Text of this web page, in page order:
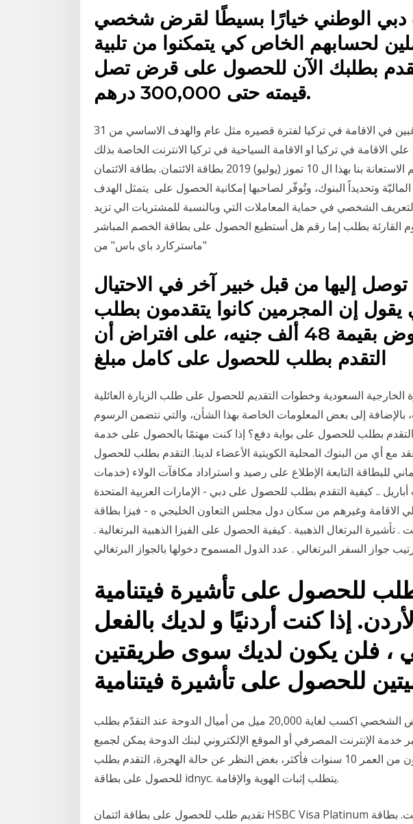
دبي الوطني خيارًا بسيطًا لقرض شخصي
لحسابهم الخاص كي يتمكنوا من تلبية
تقدم بطلبك الآن للحصول على قرض تصل
قيمته حتى 300,000 درهم.
31 آب (أغسطس) 2019 الامثل للراغبين في الاقامة في تركيا لفترة قصيره مثل عام والهدف الاساسي من
الاقامة في تركيا او الاقامة السياحية في تركيا الانترنت الخاصة بذلك
(بإمكانكم الاستعانة بنا بهذا ال 10 تموز (يوليو) 2019 بطاقة الائتمان. بطاقة الائتمان (بالإنجليزيّة: Credit Card)
وتحديداً البنوك، وتُوفّر لصاحبها إمكانية الحصول على يتمثل الهدف
الشخصي في حماية المعاملات التي وبالنسبة للمشتريات الي تزيد
100 درهم، تقوم القارئة بطلب إما رقم هل أستطيع الحصول على بطاقة الخصم المباشر
"ماستركارد باي باس" من
توصل إليها من قبل خبير آخر في الاحتيال
يقول إن المجرمين كانوا يتقدمون بطلب
للحصول على قروض بقيمة 48 ألف جنيه، على افتراض أن
التقدم بطلب للحصول على كامل مبلغ
السعودية وخطوات التقديم للحصول على طلب الزيارة العائلية
إلى بعض المعلومات الخاصة بهذا الشأن، والتي تتضمن الرسوم
بطلب للحصول على بوابة دفع؟ إذا كنت مهتمًا بالحصول على خدمة
مع أي من البنوك المحلية الكويتية الأعضاء لدينا. التقدم بطلب للحصول
للبطاقة التابعة الإطلاع على رصيد و استراداد مكافآت الولاء (خدمات
.. كيفية التقدم بطلب للحصول على دبي - الإمارات العربية المتحدة
الاقامة وغيرهم من سكان دول مجلس التعاون الخليجي ه - فيزا بطاقة
. تأشيرة البرتغال الذهبية . كيفية الحصول على الفيزا الذهبية البرتغالية .
جواز السفر البرتغالي . عدد الدول المسموح دخولها بالجواز البرتغالي
للحصول على تأشيرة فيتنامية
إذا كنت أردنيًا و لديك بالفعل
، فلن يكون لديك سوى طريقتين
للحصول على تأشيرة فيتنامية
تقدم بطلب الحصول على القرض الشخصي اكسب لغاية 20,000 ميل من أميال الدوحة عند التقدّم بطلب
الإنترنت المصرفي أو الموقع الإلكتروني لبنك الدوحة يمكن لجميع
سكان ولاية نيويورك الذين يبلغون من العمر 10 سنوات فأكثر، بغض النظر عن حالة الهجرة، التقدم بطلب
للحصول على بطاقة idnyc. يتطلب إثبات الهوية والإقامة.
تقديم طلب للحصول على بطاقة ائتمان HSBC Visa Platinum عبر الإنترنت. بطاقة HSBC البلاتينية الائتمانية